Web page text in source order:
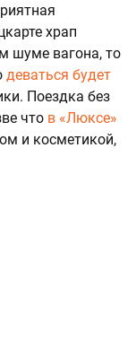
храп
шуме вагона, то
деваться будет
Поездка без
что в «Люксе»
и косметикой,